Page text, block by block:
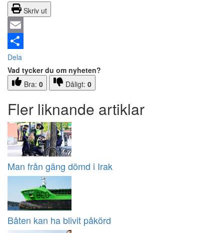
Skriv ut
Email
Dela
Vad tycker du om nyheten?
Bra: 0 Dåligt: 0
Fler liknande artiklar
Man från gäng dömd i Irak
Båten kan ha blivit påkörd